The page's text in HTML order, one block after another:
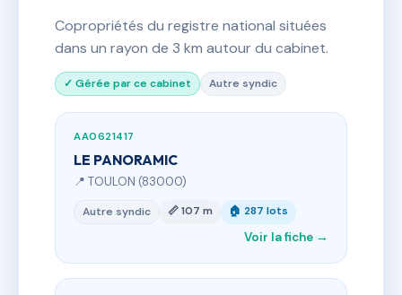
Copropriétés du registre national situées
dans un rayon de 3 km autour du cabinet.
✓ Gérée par ce cabinet Autre syndic
AA0621417
LE PANORAMIC
📍 TOULON (83000)
Autre syndic 📏 107 m 🏠 287 lots
Voir la fiche →